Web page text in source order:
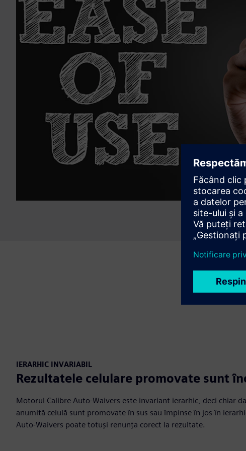
IERARHIC INVARIABIL
Rezultatele celulare promovate sunt
Motorul Calibre Auto-Waivers este invariant ierarhic, deci chiar
anumită celulă sunt promovate în sus sau împinse în jos în
Auto-Waivers poate totuși renunța corect la rezultate.